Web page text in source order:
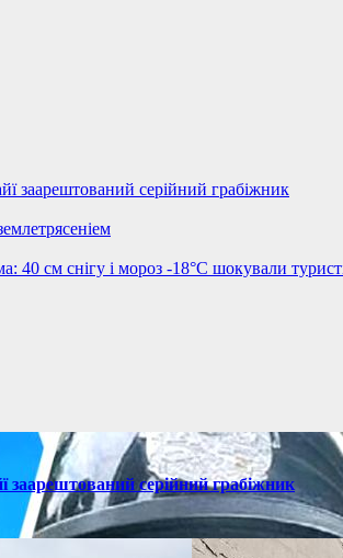
заарештований серійний грабіжник
40 см снігу і мороз -18°C шокували
заарештований серійний грабіжник